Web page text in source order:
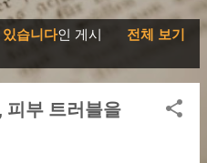
습니다인 게시
전체 보기
피부 트러블을